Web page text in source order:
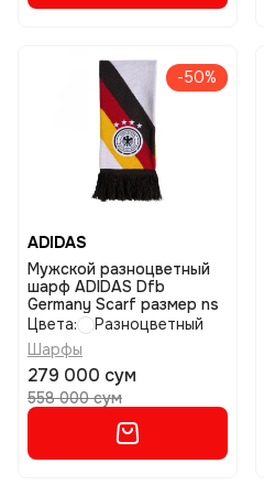
-50%
ADIDAS
Мужской разноцветный
шарф ADIDAS Dfb
Germany Scarf размер ns
Цвета:
Разноцветный
Шарфы
279 000 сум
558 000 сум